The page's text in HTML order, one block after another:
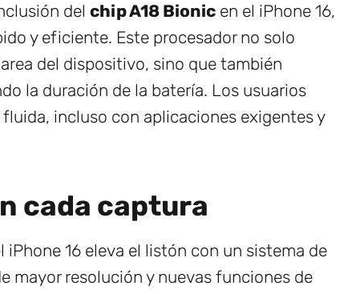
del chip A18 Bionic en el iPhone 16,
y eficiente. Este procesador no solo
del dispositivo, sino que también
la duración de la batería. Los usuarios
incluso con aplicaciones exigentes y
cada captura
16 eleva el listón con un sistema de
mayor resolución y nuevas funciones de